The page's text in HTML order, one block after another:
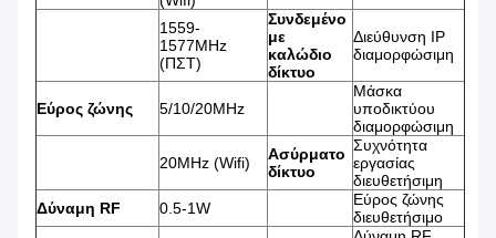
1559-
1577MHz
(ΠΣΤ)
Συνδεμένο
με
καλώδιο
δίκτυο
Διεύθυνση IP
διαμορφώσιμη
Εύρος ζώνης 5/10/20MHz
Μάσκα
υποδικτύου
διαμορφώσιμη
20MHz (Wifi)
Ασύρματο
δίκτυο
Συχνότητα
εργασίας
διευθετήσιμη
Δύναμη RF
0.5-1W
Εύρος ζώνης
διευθετήσιμο